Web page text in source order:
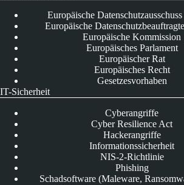
Europäische
Europäische
Europäische Kommission
Europäisches Parlament
Europäischer Rat
Europäisches Recht
Gesetzesvorhaben
IT-Sicherheit
Cyberangriffe
Cyber Resilience Act
Hackerangriffe
Informationssicherheit
NIS-2-Richtlinie
Phishing
Schadsoftware (Maleware,